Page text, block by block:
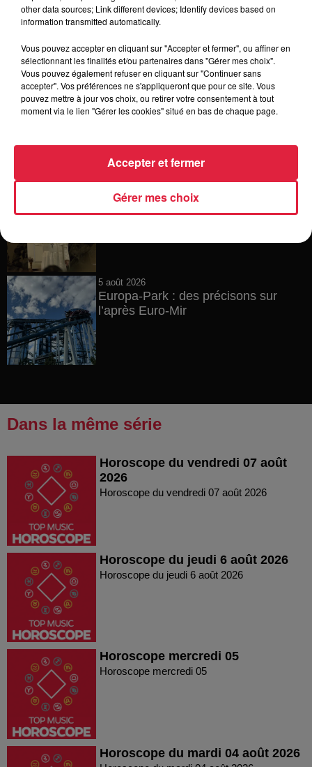
6 août 2026
Tags antisémites à Strasbourg :
Catherine Trautmann réagit
6 août 2026
Au zoo de Mulhouse : rencontre
Les dernières infos sur la venue du
pape à Metz en septembre
5 août 2026
Europa-Park : des précisons sur
l’après Euro-Mir
Dans la même série
Horoscope du vendredi 07 août
2026
Horoscope du vendredi 07 août 2026
Horoscope du jeudi 6 août 2026
Horoscope du jeudi 6 août 2026
Horoscope mercredi 05
Horoscope mercredi 05
Horoscope du mardi 04 août 2026
other data sources; Link different devices; Identify devices based on
information transmitted automatically.
Vous pouvez accepter en cliquant sur "Accepter et fermer", ou affiner en
sélectionnant les finalités et/ou partenaires dans "Gérer mes choix".
Vous pouvez également refuser en cliquant sur "Continuer sans
accepter". Vos préférences ne s'appliqueront que pour ce site. Vous
pouvez mettre à jour vos choix, ou retirer votre consentement à tout
moment via le lien "Gérer les cookies" situé en bas de chaque page.
Gérer mes choix
Accepter et fermer